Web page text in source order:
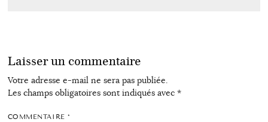
Laisser un commentaire
Votre adresse e-mail ne sera pas publiée.
Les champs obligatoires sont indiqués avec *
COMMENTAIRE*